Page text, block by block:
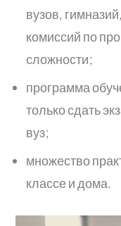
вузов,
комиссий по
сложности;
программа
только сдать
вуз;
множество
классе и дома.